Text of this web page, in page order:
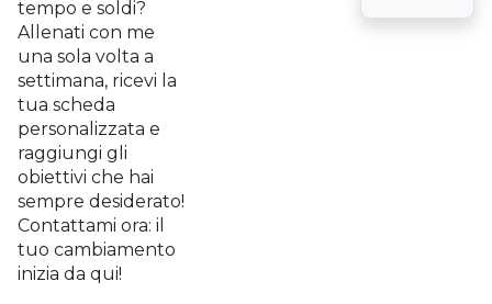
tempo e soldi?
Allenati con me
una sola volta a
settimana, ricevi la
tua scheda
personalizzata e
raggiungi gli
obiettivi che hai
sempre desiderato!
Contattami ora: il
tuo cambiamento
inizia da qui!